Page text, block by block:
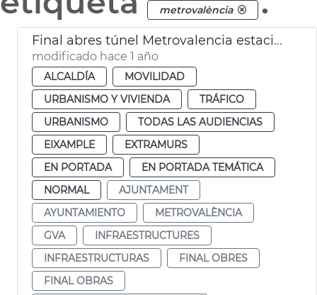
metrovalència
Final abres túnel Metrovalencia estaciones de Xàtiva y Alicante
modificado hace 1 año
ALCALDÍA
MOVILIDAD
URBANISMO Y VIVIENDA
TRÁFICO
URBANISMO
TODAS LAS AUDIENCIAS
EIXAMPLE
EXTRAMURS
EN PORTADA
EN PORTADA TEMÁTICA
NORMAL
AJUNTAMENT
AYUNTAMIENTO
METROVALÈNCIA
GVA
INFRAESTRUCTURES
INFRAESTRUCTURAS
FINAL OBRES
FINAL OBRAS